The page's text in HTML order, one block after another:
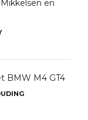
en
BMW M4 GT4